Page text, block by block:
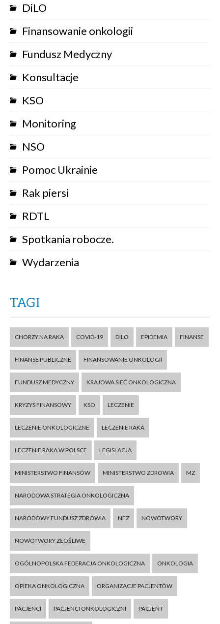
DiLO
Finansowanie onkologii
Fundusz Medyczny
Konsultacje
KSO
Monitoring
NSO
Pomoc Ukrainie
Rak piersi
RDTL
Spotkania robocze.
Wydarzenia
TAGI
CHORZY NA RAKA COVID-19 DILO EPIDEMIA FINANSE
FINANSE PUBLICZNE FINANSOWANIE ONKOLOGII
FUNDUSZ MEDYCZNY KRAJOWA SIEĆ ONKOLOGICZNA
KRYZYS FINANSOWY KSO LECZENIE
LECZENIE ONKOLOGICZNE LECZENIE RAKA
LECZENIE RAKA W POLSCE LEGISLACJA
MINISTERSTWO FINANSÓW MINISTERSTWO ZDROWIA MZ
NARODOWA STRATEGIA ONKOLOGICZNA
NARODOWY FUNDUSZ ZDROWIA NFZ NOWOTWORY
NOWOTWORY ZŁOŚLIWE
OGÓLNOPOLSKA FEDERACJA ONKOLOGICZNA ONKOLOGIA
OPIEKA ONKOLOGICZNA ORGANIZACJE PACJENTÓW
PACJENCI PACJENCI ONKOLOGICZNI PACJENT